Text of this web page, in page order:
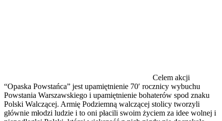
Celem akcji
“Opaska Powstańca” jest upamiętnienie 70′ rocznicy wybuchu
Powstania Warszawskiego i upamiętnienie bohaterów spod znaku
Polski Walczącej. Armię Podziemną walczącej stolicy tworzyli
głównie młodzi ludzie i to oni płacili swoim życiem za idee wolnej i